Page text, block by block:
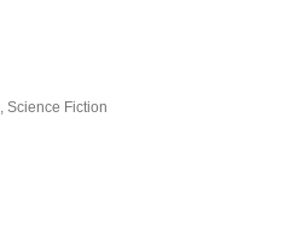
,Science Fiction